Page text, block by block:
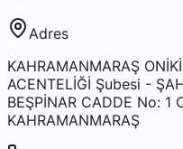
Adres
KAHRAMANMARAŞ
ACENTELİĞİ Şubesi -
BEŞPİNAR CADDE No: 1
KAHRAMANMARAŞ